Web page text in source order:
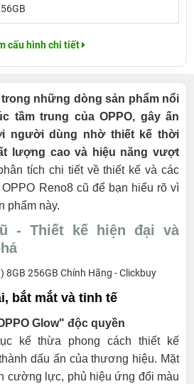
cấu hình chi tiết
trong những dòng sản phẩm nổi
tầm trung của OPPO, gây ấn
người dùng nhờ thiết kế thời
lượng cao và hiệu năng vượt
tích chi tiết về thiết kế và các
Reno8 cũ để bạn hiểu rõ vì
phẩm này.
- Thiết kế hiện đại và
bắt mắt và tinh tế
Glow" độc quyền
kế thừa phong cách thiết kế
dấu ấn của thương hiệu. Mặt
cường lực, phủ hiệu ứng đổi màu